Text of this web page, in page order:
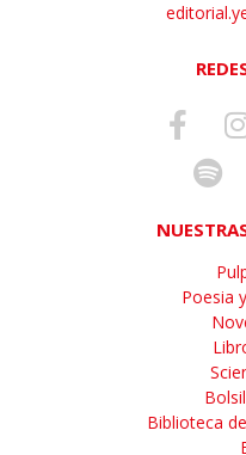
Poesia
Biblioteca